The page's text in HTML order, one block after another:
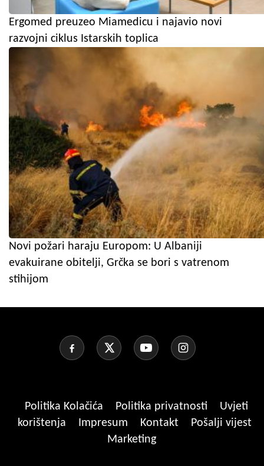
Ergomed preuzeo Miamedicu i najavio novi
razvojni ciklus Istarskih toplica
Novi požari haraju Europom: U Albaniji
evakuirane obitelji, Grčka se bori s vatrenom
stihijom
Politika Kolačića Politika privatnosti
Uvjeti
korištenja
Impresum Kontakt
Pošalji vijest
Marketing